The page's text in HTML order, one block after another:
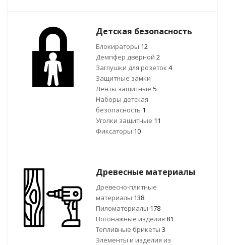
Детская безопасность
Блокираторы 12
Демпфер дверной 2
Заглушки для розеток 4
Защитные замки
Ленты защитные 5
Наборы детская
безопасность 1
Уголки защитные 11
Фиксаторы 10
Древесные материалы
Древесно-плитные
материалы 138
Пиломатериалы 178
Погонажные изделия 81
Топливные брикеты 3
Элементы и изделия из